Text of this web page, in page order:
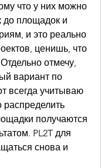
что у них можно
до площадок и
и это реально
ценишь, что
отмечу,
вариант по
всегда учитываю
распределить
получаются
PL2T для
снова и